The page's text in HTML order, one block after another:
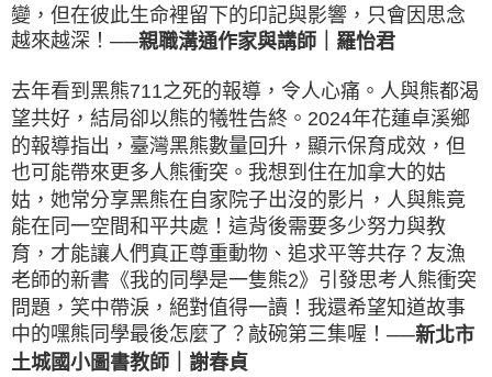
變，但在彼此生命裡留下的印記與影響，只會因思念
越來越深！ ──親職溝通作家與講師｜羅怡君
去年看到黑熊711之死的報導，令人心痛。人與熊都渴
望共好，結局卻以熊的犧牲告終。2024年花蓮卓溪鄉
的報導指出，臺灣黑熊數量回升，顯示保育成效，但
也可能帶來更多人熊衝突。我想到住在加拿大的姑
姑，她常分享黑熊在自家院子出沒的影片，人與熊竟
能在同一空間和平共處！這背後需要多少努力與教
育，才能讓人們真正尊重動物、追求平等共存？友漁
老師的新書《我的同學是一隻熊2》引發思考人熊衝突
問題，笑中帶淚，絕對值得一讀！我還希望知道故事
中的嘿熊同學最後怎麼了？敲碗第三集喔！ ──新北市
土城國小圖書教師｜謝春貞